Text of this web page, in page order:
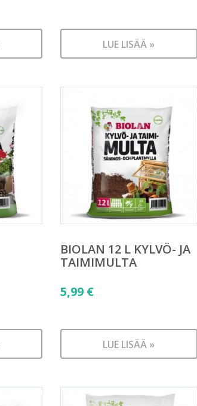
LUE LISÄÄ »
BIOLAN 12 L KYLVÖ- JA
TAIMIMULTA
5,99 €
LUE LISÄÄ »